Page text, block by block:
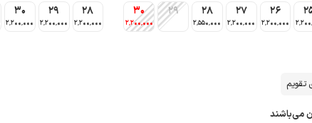
26
2٬200٬000
27
2٬200٬000
28
2٬550٬000
29
30
2٬200٬000
28
2٬200٬000
29
2٬200٬000
30
2٬200٬000
تقویم
می‌باشند